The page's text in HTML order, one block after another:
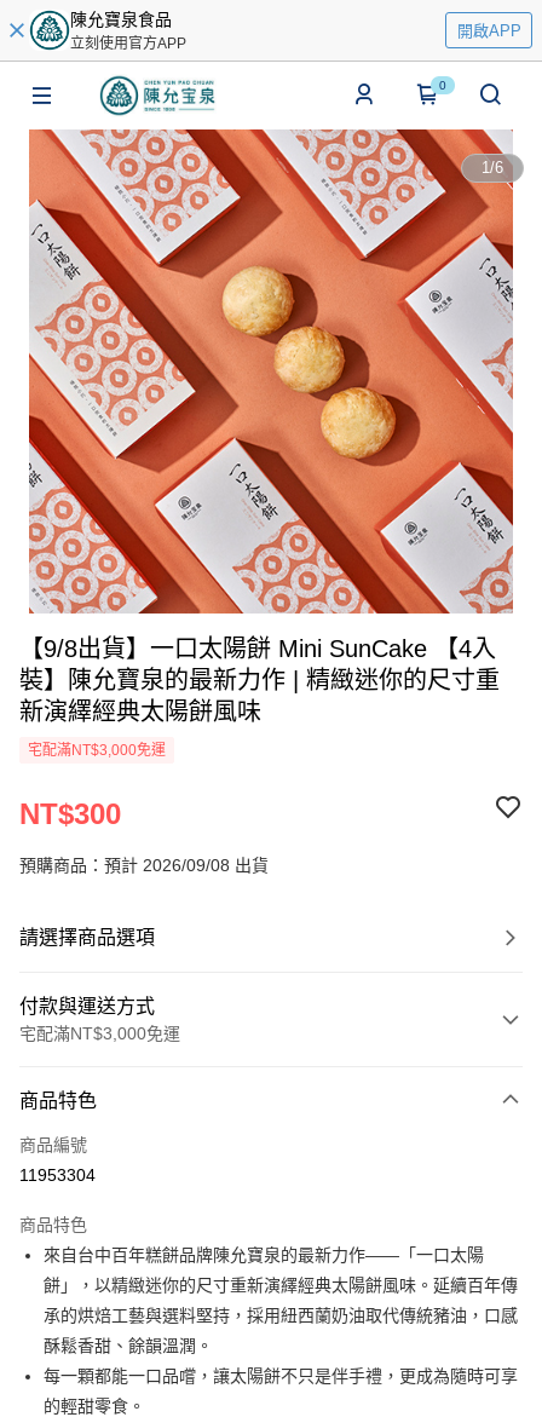
陳允寶泉食品
立刻使用官方APP
開啟APP
0
1/6
【9/8出貨】一口太陽餅 Mini SunCake 【4入
裝】陳允寶泉的最新力作 | 精緻迷你的尺寸重
新演繹經典太陽餅風味
宅配滿NT$3,000免運
NT$300
預購商品：預計 2026/09/08 出貨
請選擇商品選項
付款與運送方式
宅配滿NT$3,000免運
信用卡一次付款
LINE Pay
街口支付
悠遊付
ATM付款
運送方式
商品特色
商品編號
11953304
商品特色
來自台中百年糕餅品牌陳允寶泉的最新力作——「一口太陽
餅」，以精緻迷你的尺寸重新演繹經典太陽餅風味。延續百年傳
承的烘焙工藝與選料堅持，採用紐西蘭奶油取代傳統豬油，口感
酥鬆香甜、餘韻溫潤。
每一顆都能一口品嚐，讓太陽餅不只是伴手禮，更成為隨時可享
的輕甜零食。